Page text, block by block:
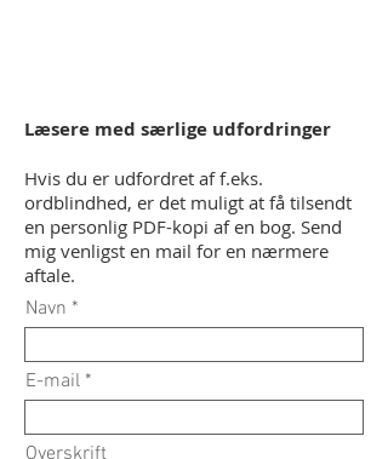
Læsere med særlige udfordringer
Hvis du er udfordret af f.eks.
ordblindhed, er det muligt at få tilsendt
en personlig PDF-kopi af en bog. Send
mig venligst en mail for en nærmere
aftale.
Navn
E-mail
Overskrift